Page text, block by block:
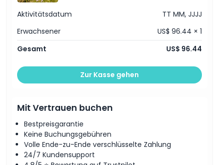
Aktivitätsdatum
TT MM, JJJJ
Erwachsener
US$ 96.44 × 1
Gesamt
US$ 96.44
Zur Kasse gehen
Mit Vertrauen buchen
Bestpreisgarantie
Keine Buchungsgebühren
Volle Ende-zu-Ende verschlüsselte Zahlung
24/7 Kundensupport